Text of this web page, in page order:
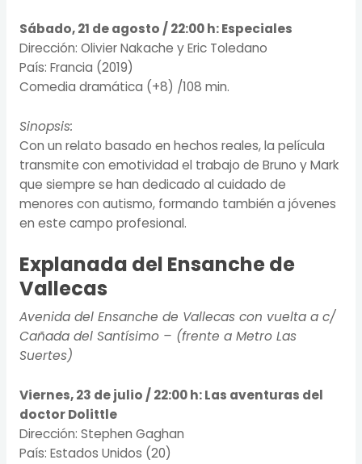
Sábado, 21 de agosto / 22:00 h:Especiales
Dirección: Olivier Nakache y Eric Toledano
País: Francia (2019)
Comedia dramática (+8) /108 min.
Sinopsis:
Con un relato basado en hechos reales, la película
transmite con emotividad el trabajo de Bruno y Mark
que siempre se han dedicado al cuidado de
menores con autismo, formando también a jóvenes
en este campo profesional.
Explanada del Ensanche de
Vallecas
Avenida del Ensanche de Vallecas con vuelta a c/
Cañada del Santísimo – (frente a Metro Las
Suertes)
Viernes, 23 de julio / 22:00 h:Las aventuras del
doctor Dolittle
Dirección: Stephen Gaghan
País: Estados Unidos (20)